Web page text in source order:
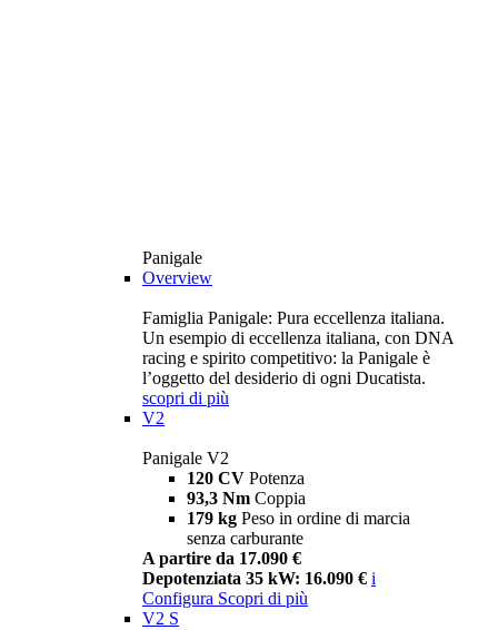
Panigale
Overview
Famiglia Panigale: Pura eccellenza italiana.
Un esempio di eccellenza italiana, con DNA
racing e spirito competitivo: la Panigale è
l’oggetto del desiderio di ogni Ducatista.
scopri di più
V2
Panigale V2
120 CV Potenza
93,3 Nm Coppia
179 kg Peso in ordine di marcia
senza carburante
A partire da 17.090 €
Depotenziata 35 kW: 16.090 € i
Configura Scopri di più
V2 S